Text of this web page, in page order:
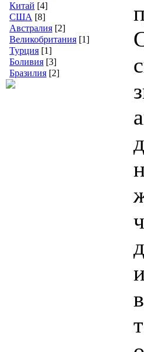
Китай [4]
США [8]
Австралия [2]
Великобритания [1]
Турция [1]
Боливия [3]
Бразилия [2]